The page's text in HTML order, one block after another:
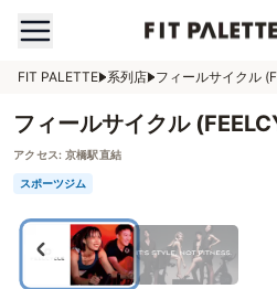
FIT PALETTE 系列店 フィールサイクル
フィールサイクル
アクセス: 京橋駅直結
スポーツジム